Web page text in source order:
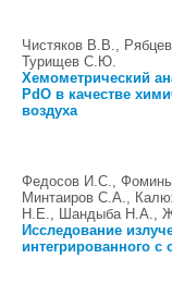
Чистяков В.В.,
Турищев С.Ю.
Хемометрический
PdO в качестве
воздуха
Федосов И.С.,
Минтаиров С.А.,
Н.Е., Шандыба Н.А.,
Исследование
интегрированного